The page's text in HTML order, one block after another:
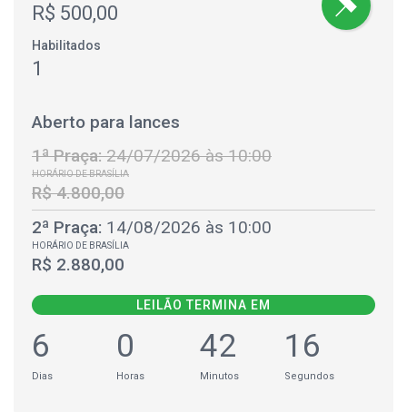
R$ 500,00
Habilitados
1
Aberto para lances
1ª Praça:24/07/2026 às 10:00
HORÁRIO DE BRASÍLIA
R$ 4.800,00
2ª Praça: 14/08/2026 às 10:00
HORÁRIO DE BRASÍLIA
R$ 2.880,00
LEILÃO TERMINA EM
6
Dias
0
Horas
42
Minutos
16
Segundos